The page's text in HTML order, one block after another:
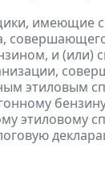
имеющие
и (или)
этиловым
этиловому